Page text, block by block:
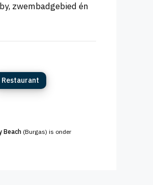
zwembadgebied én
Restaurant
Beach (Burgas) is onder